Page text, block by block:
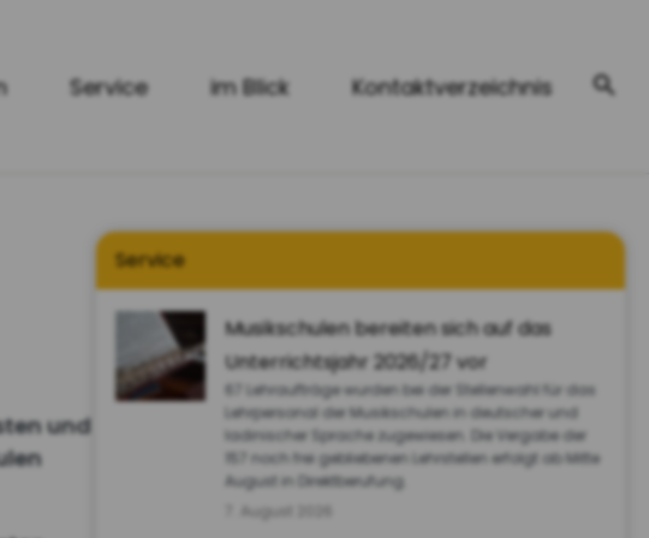
Service im Blick Kontaktverzeichnis
und
Service
Musikschulen bereiten sich auf das
Unterrichtsjahr 2026/27 vor
67 Lehraufträge wurden bei der Stellenwahl für das
Lehrpersonal der Musikschulen in deutscher und
ladinischer Sprache zugewiesen. Die Vergabe der
157 noch frei gebliebenen Lehrstellen erfolgt ab Mitte
August in Direktberufung.
7. August 2026